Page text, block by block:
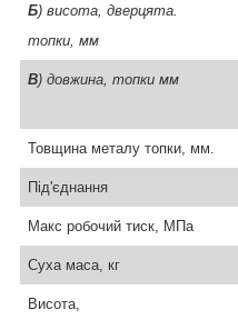
Б) висота, дверцята.
топки,мм
В) довжина,топкимм
Товщина металу топки, мм.
Під'єднання
Макс робочий тиск, МПа
Суха маса, кг
Висота,